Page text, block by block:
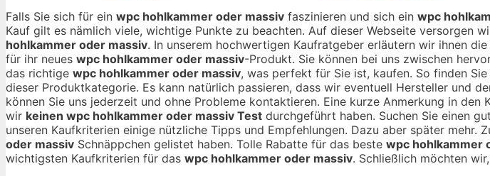
Falls Sie sich für ein wpc hohlkammer oder massiv faszinieren und sich ein wpc
Kauf gilt es nämlich viele, wichtige Punkte zu beachten. Auf dieser Webseite versorgen
hohlkammer oder massiv. In unserem hochwertigen Kaufratgeber erläutern wir ihnen
für ihr neues wpc hohlkammer oder massiv-Produkt. Sie können bei uns zwischen
das richtige wpc hohlkammer oder massiv, was perfekt für Sie ist, kaufen. So finden
dieser Produktkategorie. Es kann natürlich passieren, dass wir eventuell Hersteller und
können Sie uns jederzeit und ohne Probleme kontaktieren. Eine kurze Anmerkung in
wir keinen wpc hohlkammer oder massiv Test durchgeführt haben. Suchen Sie einen
unseren Kaufkriterien einige nützliche Tipps und Empfehlungen. Dazu aber später
oder massiv Schnäppchen gelistet haben. Tolle Rabatte für das beste wpc hohlkammer
wichtigsten Kaufkriterien für das wpc hohlkammer oder massiv. Schließlich möchten